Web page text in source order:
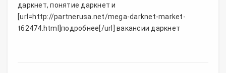
даркнет, понятие даркнет и
[url=http://partnerusa.net/mega-darknet-market-
t62474.html]подробнее[/url] вакансии даркнет